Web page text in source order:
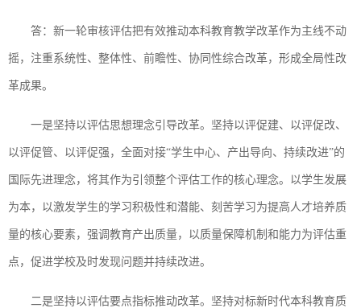
答：新一轮审核评估把有效推动本科教育教学改革作为主线不动
摇，注重系统性、整体性、前瞻性、协同性综合改革，形成全局性改
革成果。
一是坚持以评估思想理念引导改革。坚持以评促建、以评促改、
以评促管、以评促强，全面对接“学生中心、产出导向、持续改进”的
国际先进理念，将其作为引领整个评估工作的核心理念。以学生发展
为本，以激发学生的学习积极性和潜能、刻苦学习为提高人才培养质
量的核心要素，强调教育产出质量，以质量保障机制和能力为评估重
点，促进学校及时发现问题并持续改进。
二是坚持以评估要点指标推动改革。坚持对标新时代本科教育质